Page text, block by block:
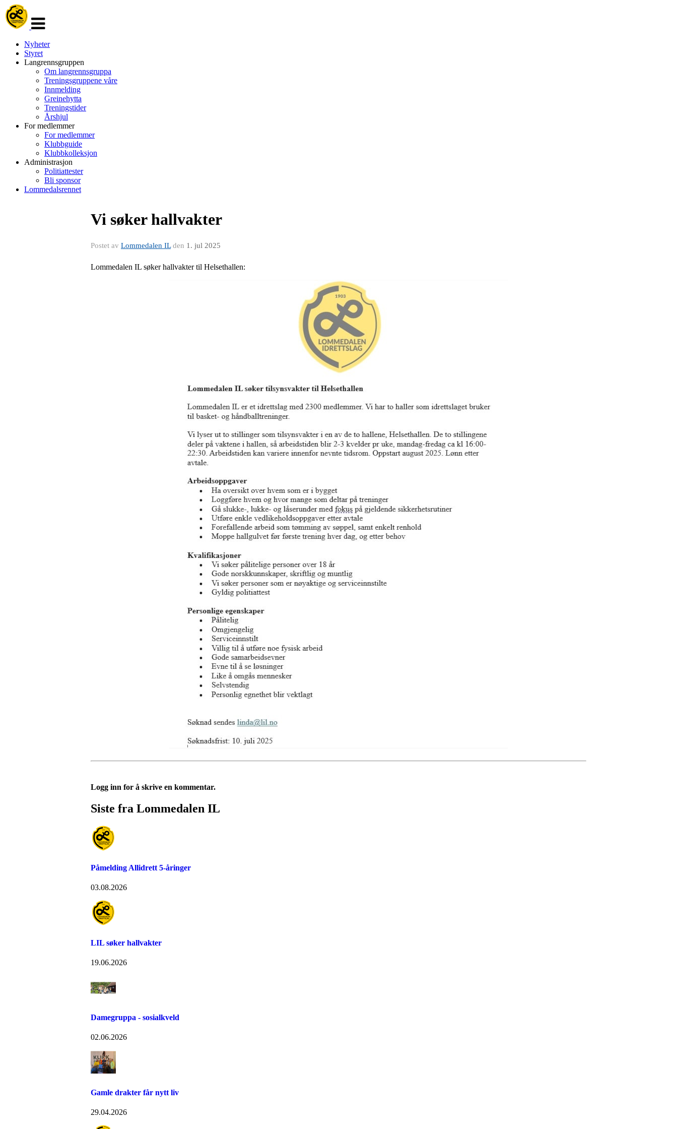
navigasjon
Nyheter
Styret
Langrennsgruppen
Om langrennsgruppa
Treningsgruppene våre
Innmelding
Greinehytta
Treningstider
Årshjul
For medlemmer
For medlemmer
Klubbguide
Klubbkolleksjon
Administrasjon
Politiattester
Bli sponsor
Lommedalsrennet
Vi søker hallvakter
Postet av Lommedalen ILden 1. jul 2025
Lommedalen IL søker hallvakter til Helsethallen:
Logg inn for å skrive en kommentar.
Siste fra Lommedalen IL
Påmelding Allidrett 5-åringer
03.08.2026
LIL søker hallvakter
19.06.2026
Damegruppa - sosialkveld
02.06.2026
Gamle drakter får nytt liv
29.04.2026